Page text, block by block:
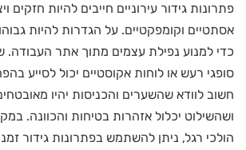
פתרונות גידור עירוניים חייבים להיות חזקים
אסתטיים וקומפקטיים. על הגדרות להיות
כדי למנוע נפילת עצמים מתוך אתר העבודה.
סופגי רעש או לוחות אקוסטיים יכול לסייע
חשוב לוודא שהשערים והכניסות יהיו מאובטחים
ושהשילוט יכלול אזהרות בטיחות והכוונה.
הולכי רגל, ניתן להשתמש בפתרונות גידור